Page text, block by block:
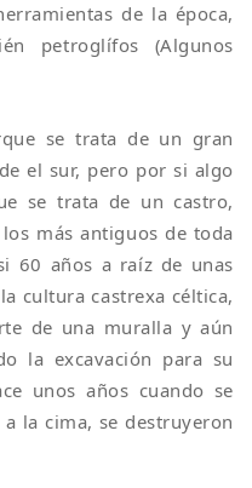
de la época,
petroglífos (Algunos
se trata de un gran
el sur, pero por si algo
se trata de un castro,
más antiguos de toda
60 años a raíz de unas
cultura castrexa céltica,
de una muralla y aún
la excavación para su
unos años cuando se
la cima, se destruyeron